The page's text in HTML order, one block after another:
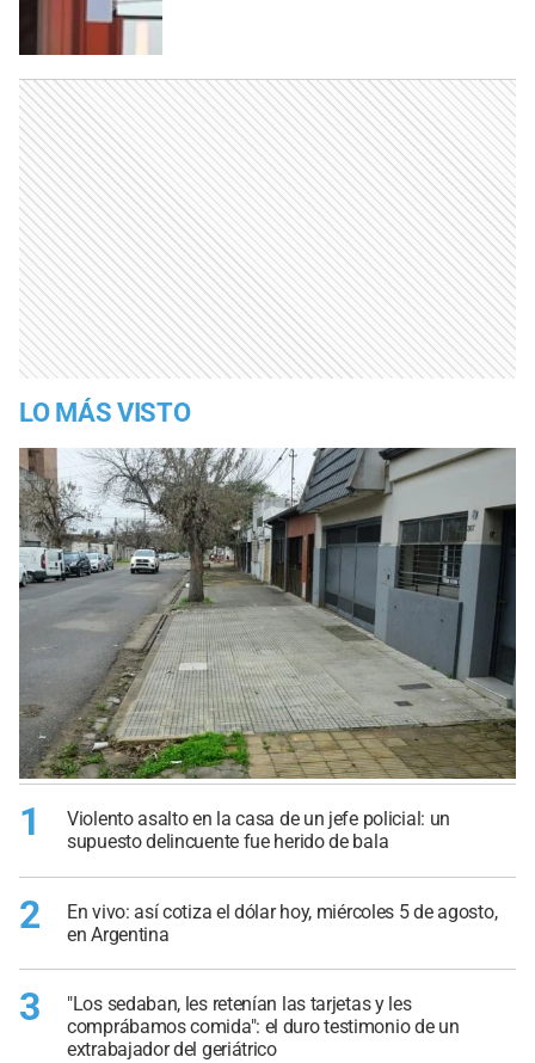
LO MÁS VISTO
1
Violento asalto en la casa de un jefe policial: un
supuesto delincuente fue herido de bala
2
En vivo: así cotiza el dólar hoy, miércoles 5 de agosto,
en Argentina
3
"Los sedaban, les retenían las tarjetas y les
comprábamos comida": el duro testimonio de un
extrabajador del geriátrico